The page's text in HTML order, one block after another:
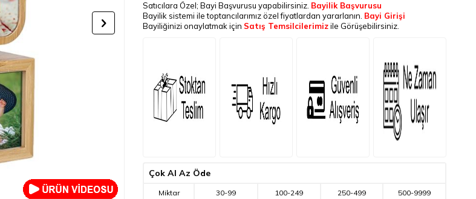
Satıcılara Özel; Bayi Başvurusu yapabilirsiniz. Bayilik Başvurusu
Bayilik sistemi ile toptancılarımız özel fiyatlardan yararlanın. Bayi Girişi
Bayiliğinizi onaylatmak için Satış Temsilcilerimizile Görüşebilirsiniz.
Çok Al Az Öde
Miktar 30-99 100-249 250-499 500-9999